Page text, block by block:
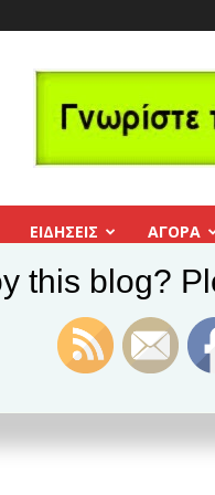
ΕΙΔΗΣΕΙΣ ΑΓΟΡΑ
σε σκηνοθεσία
σε
this blog?